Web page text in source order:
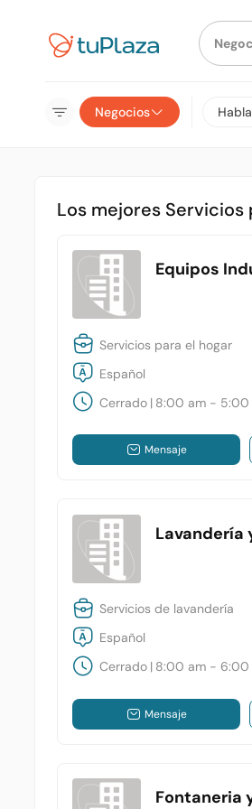
Negocios
Los mejores Servicios
Equipos
Servicios para el hogar
Español
Cerrado | 8:00 am - 5:00
Mensaje
Lavandería
Servicios de lavandería
Español
Cerrado | 8:00 am - 6:00
Mensaje
Fontaneria